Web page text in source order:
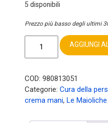
5 disponibili
Prezzo più basso degli ultimi
Maioliche
Olive
Oil
100ml
AGGIUNGI
COD: 980813051
Categorie: Cura della
crema mani, Le Maioliche